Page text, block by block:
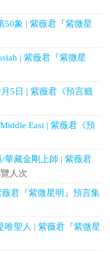
50象 | 紫薇君『紫微星
| 紫薇君『紫微星
5日 | 紫薇君《預言籤
East | 紫薇君《預
華藏金剛上師 | 紫薇君
人次
君『紫微星明』預言集
唯聖人 | 紫薇君『紫微星